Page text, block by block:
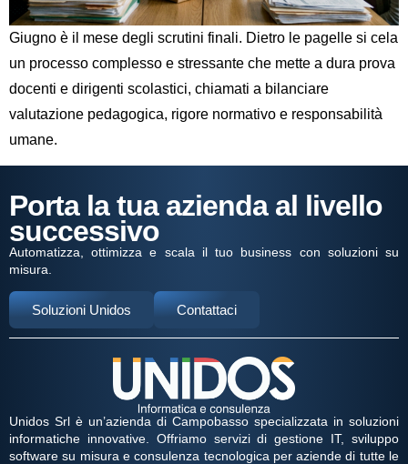
Giugno è il mese degli scrutini finali. Dietro le pagelle si cela
un processo complesso e stressante che mette a dura prova
docenti e dirigenti scolastici, chiamati a bilanciare
valutazione pedagogica, rigore normativo e responsabilità
umane.
Porta la tua azienda al livello
successivo
Automatizza, ottimizza e scala il tuo business con soluzioni su
misura.
Soluzioni Unidos Contattaci
Unidos Srl è un’azienda di Campobasso specializzata in soluzioni
informatiche innovative. Offriamo servizi di gestione IT, sviluppo
software su misura e consulenza tecnologica per aziende di tutte le